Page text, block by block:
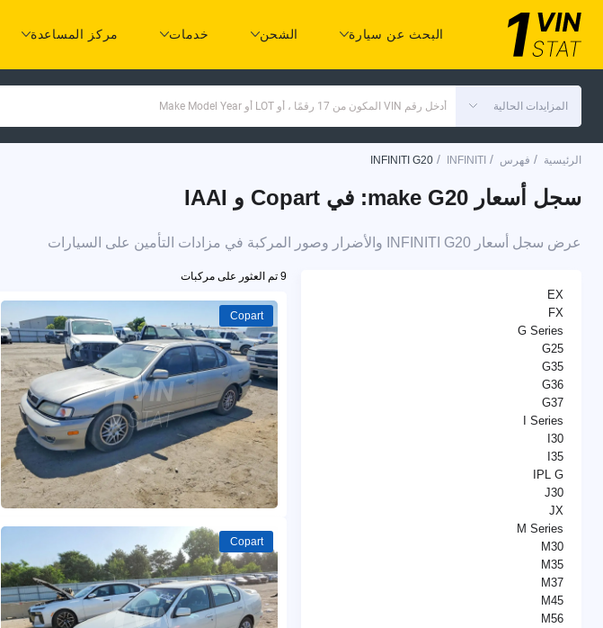
البحث عن سيارة الشحن خدمات مركز المساعدة
المزايدات الحالية أدخل رقم VIN المكون من 17 رقمًا ، أو LOT أو Make Model Year
الرئيسية / فهرس /
INFINITI
/
INFINITI G20
سجل أسعار make G20: في Copart و IAAI
عرض سجل أسعار INFINITI G20 والأضرار وصور المركبة في مزادات التأمين على السيارات
EX
FX
G Series
G25
G35
G36
G37
I Series
I30
I35
IPL G
J30
JX
M Series
M30
M35
M37
M45
M56
9 تم العثور على مركبات
Copart
Copart